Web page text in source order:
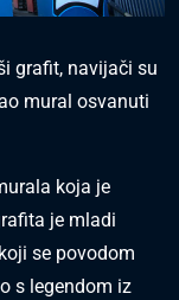
grafit, navijači su
mural osvanuti
koja je
je mladi
koji se povodom
s legendom iz